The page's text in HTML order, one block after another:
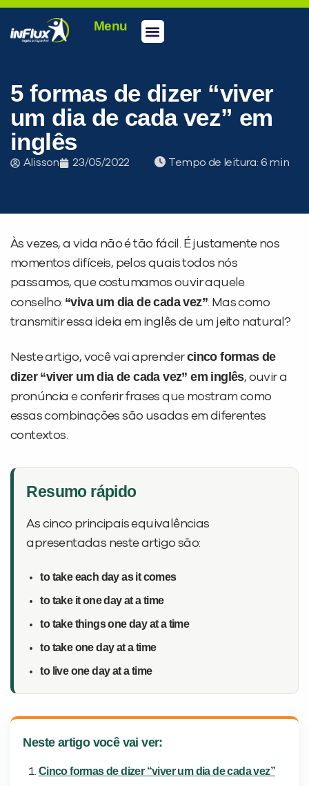
Menu
5 formas de dizer “viver
um dia de cada vez” em
inglês
Alisson 23/05/2022 Tempo de leitura:
Às vezes, a vida não é tão fácil. É justamente nos
momentos difíceis, pelos quais todos nós
passamos, que costumamos ouvir aquele
conselho: “viva um dia de cada vez”. Mas como
transmitir essa ideia em inglês de um jeito natural?
Neste artigo, você vai aprendercinco formas de
dizer “viver um dia de cada vez” em inglês, ouvir a
pronúncia e conferir frases que mostram como
essas combinações são usadas em diferentes
contextos.
Resumo rápido
As cinco principais equivalências
apresentadas neste artigo são:
to take each day as it comes
to take it one day at a time
to take things one day at a time
to take one day at a time
to live one day at a time
Neste artigo você vai ver:
Cinco formas de dizer “viver um dia de cada vez”
PEÇA UMA DEMONSTRAÇÃO DE MÉTODO
Desculpe!
Não encontramos nenhuma unidade